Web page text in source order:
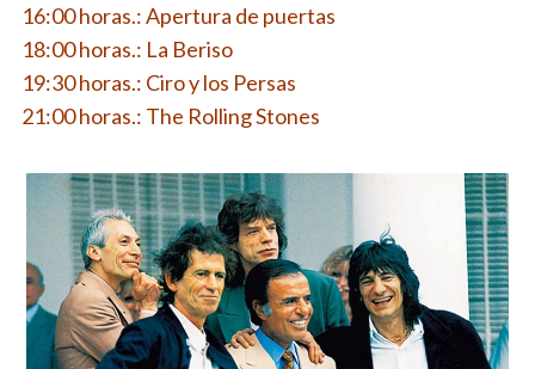
16:00 horas.: Apertura de puertas
18:00 horas.: La Beriso
19:30 horas.: Ciro y los Persas
21:00 horas.: The Rolling Stones